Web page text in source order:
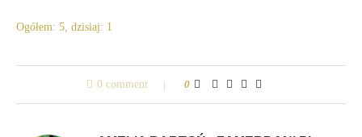
Ogółem: 5, dzisiaj: 1
0 comment 0